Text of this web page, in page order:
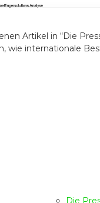
Artikel in “Die
wie internationale
Die